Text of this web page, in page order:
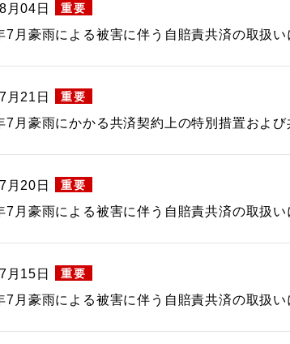
月04日 重要
7月豪雨による被害に伴う自賠責共済の取扱い
月21日 重要
7月豪雨にかかる共済契約上の特別措置およ
月20日 重要
7月豪雨による被害に伴う自賠責共済の取扱い
月15日 重要
7月豪雨による被害に伴う自賠責共済の取扱い